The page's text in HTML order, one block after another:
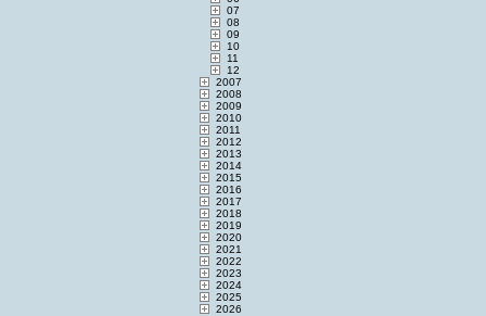
07
08
09
10
11
12
2007
2008
2009
2010
2011
2012
2013
2014
2015
2016
2017
2018
2019
2020
2021
2022
2023
2024
2025
2026